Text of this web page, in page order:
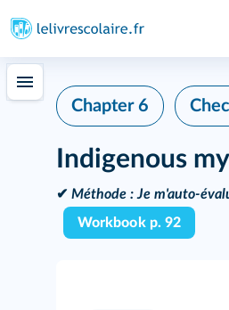
Chapter 6
Indigenous
✔ Méthode : Je m'auto-
Workbook p. 92